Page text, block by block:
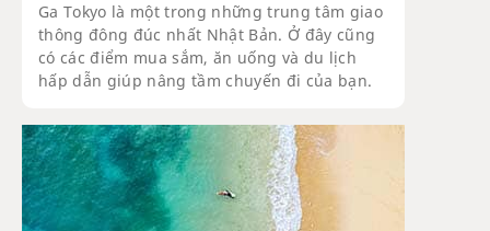
Ga Tokyo là một trong những trung tâm giao
thông đông đúc nhất Nhật Bản. Ở đây cũng
có các điểm mua sắm, ăn uống và du lịch
hấp dẫn giúp nâng tầm chuyến đi của bạn.